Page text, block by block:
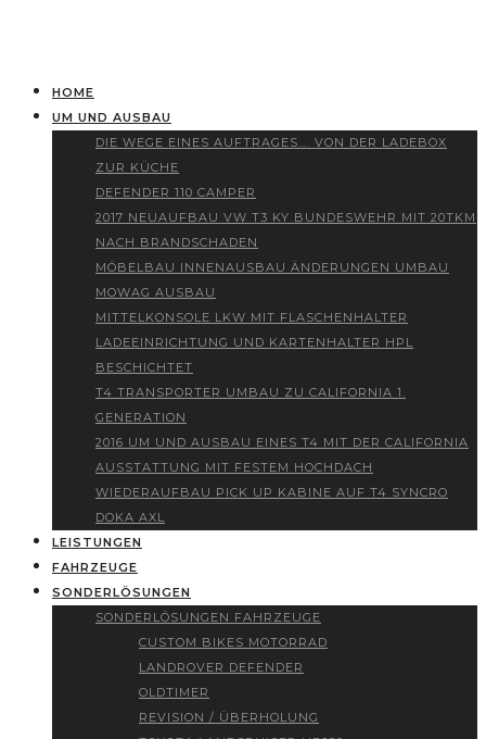
HOME
UM UND AUSBAU
DIE WEGE EINES AUFTRAGES…. VON DER LADEBOX
ZUR KÜCHE
DEFENDER 110 CAMPER
2017 NEUAUFBAU VW T3 KY BUNDESWEHR MIT 20TKM
NACH BRANDSCHADEN
MÖBELBAU INNENAUSBAU ÄNDERUNGEN UMBAU
MOWAG AUSBAU
MITTELKONSOLE LKW MIT FLASCHENHALTER
LADEEINRICHTUNG UND KARTENHALTER HPL
BESCHICHTET
T4 TRANSPORTER UMBAU ZU CALIFORNIA 1.
GENERATION
2016 UM UND AUSBAU EINES T4 MIT DER CALIFORNIA
AUSSTATTUNG MIT FESTEM HOCHDACH
WIEDERAUFBAU PICK UP KABINE AUF T4 SYNCRO
DOKA AXL
LEISTUNGEN
FAHRZEUGE
SONDERLÖSUNGEN
SONDERLÖSUNGEN FAHRZEUGE
CUSTOM BIKES MOTORRAD
LANDROVER DEFENDER
OLDTIMER
REVISION / ÜBERHOLUNG